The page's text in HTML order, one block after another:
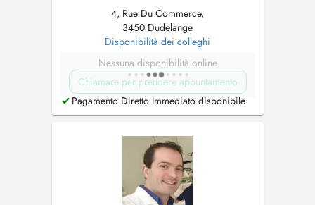
4, Rue Du Commerce,
3450 Dudelange
Disponibilità dei colleghi
Nessuna disponibilità online
Chiamare per prendere appuntamento
Pagamento Diretto Immediato disponibile